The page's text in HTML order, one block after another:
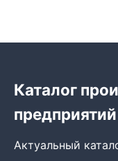
Каталог
предприятий
Актуальный